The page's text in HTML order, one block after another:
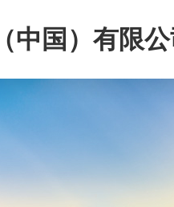
中国）有限